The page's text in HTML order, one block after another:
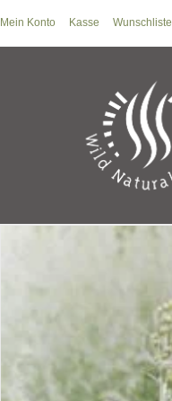
Mein Konto Kasse Wunschliste